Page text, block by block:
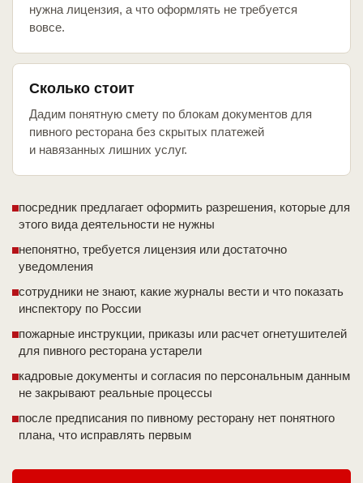
нужна лицензия, а что оформлять не требуется
вовсе.
Сколько стоит
Дадим понятную смету по блокам документов для
пивного ресторана без скрытых платежей
и навязанных лишних услуг.
посредник предлагает оформить разрешения, которые для
этого вида деятельности не нужны
непонятно, требуется лицензия или достаточно
уведомления
сотрудники не знают, какие журналы вести и что показать
инспектору по России
пожарные инструкции, приказы или расчет огнетушителей
для пивного ресторана устарели
кадровые документы и согласия по персональным данным
не закрывают реальные процессы
после предписания по пивному ресторану нет понятного
плана, что исправлять первым